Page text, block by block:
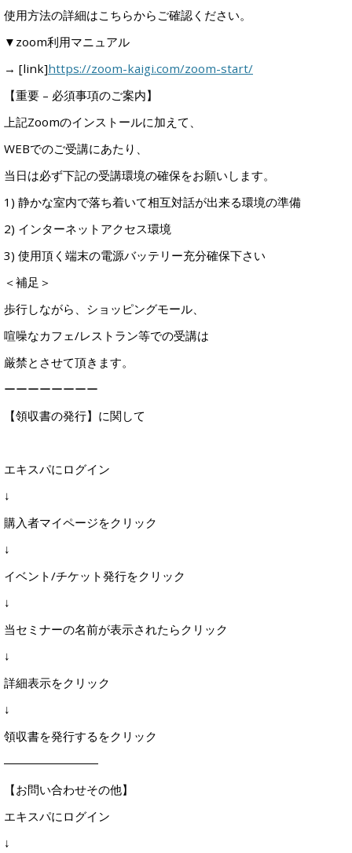
使用方法の詳細はこちらからご確認ください。
▼zoom利用マニュアル
→ [link]https://zoom-kaigi.com/zoom-start/
【重要 – 必須事項のご案内】
上記Zoomのインストールに加えて、
WEBでのご受講にあたり、
当日は必ず下記の受講環境の確保をお願いします。
1) 静かな室内で落ち着いて相互対話が出来る環境の準備
2) インターネットアクセス環境
3) 使用頂く端末の電源バッテリー充分確保下さい
＜補足＞
歩行しながら、ショッピングモール、
喧噪なカフェ/レストラン等での受講は
厳禁とさせて頂きます。
ーーーーーーーー
【領収書の発行】に関して
エキスパにログイン
↓
購入者マイページをクリック
↓
イベント/チケット発行をクリック
↓
当セミナーの名前が表示されたらクリック
↓
詳細表示をクリック
↓
領収書を発行するをクリック
――――――――
【お問い合わせその他】
エキスパにログイン
↓